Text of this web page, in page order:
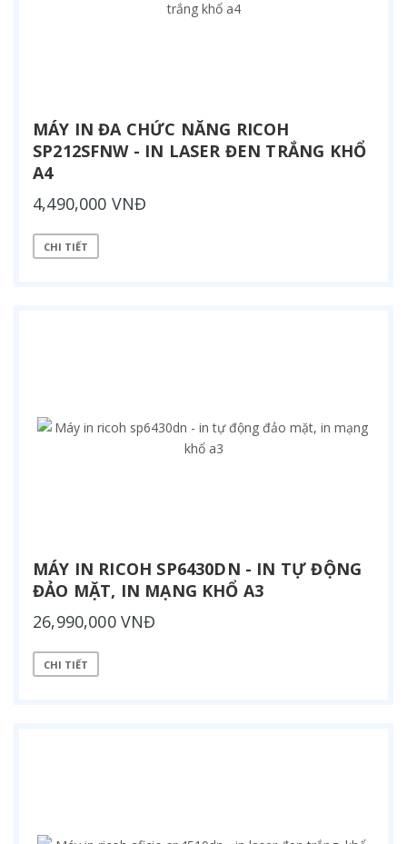
MÁY IN ĐA CHỨC NĂNG RICOH
SP212SFNW - IN LASER ĐEN TRẮNG KHỔ
A4
4,490,000 VNĐ
CHI TIẾT
MÁY IN RICOH SP6430DN - IN TỰ ĐỘNG
ĐẢO MẶT, IN MẠNG KHỔ A3
26,990,000 VNĐ
CHI TIẾT